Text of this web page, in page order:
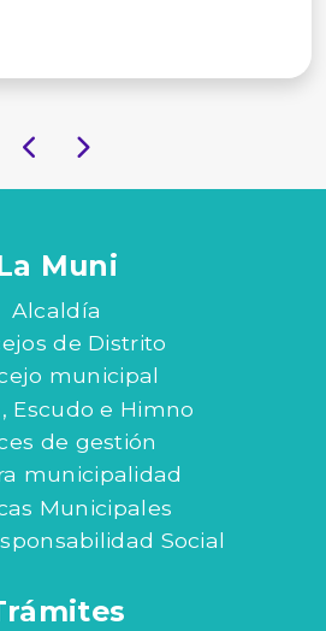
Muni
Alcaldía
de Distrito
municipal
Escudo e Himno
de gestión
municipalidad
Municipales
Social